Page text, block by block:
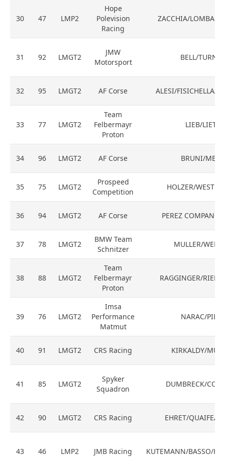
30 47 LMP2
Hope
Polevision
Racing
ZACCHIA/
31 92 LMGT2
JMW
Motorsport
BELL/
32 95 LMGT2 AF Corse ALESI/FISICHELLA/
33 77 LMGT2
Team
Felbermayr
Proton
LIEB/LIETZ
34 96 LMGT2 AF Corse BRUNI/MELO
35 75 LMGT2
Prospeed
Competition
HOLZER/
36 94 LMGT2 AF Corse PEREZ COMPANC/
37 78 LMGT2
BMW Team
Schnitzer
MULLER/
38 88 LMGT2
Team
Felbermayr
Proton
RAGGINGER/RIED/
39 76 LMGT2
Imsa
Performance
Matmut
NARAC/PILET
40 91 LMGT2 CRS Racing KIRKALDY/
41 85 LMGT2
Spyker
Squadron
DUMBRECK/
42 90 LMGT2 CRS Racing EHRET/QUAIFE/
43 46 LMP2 JMB Racing KUTEMANN/BASSO/